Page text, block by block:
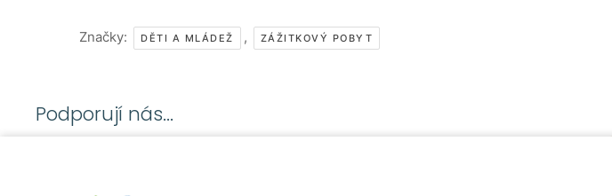
Značky: DĚTI A MLÁDEŽ , ZÁŽITKOVÝ POBYT
Podporují nás...